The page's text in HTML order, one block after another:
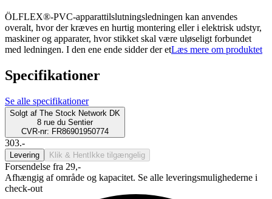
ÖLFLEX®-PVC-apparattilslutningsledningen kan anvendes
overalt, hvor der kræves en hurtig montering eller i elektrisk udstyr,
maskiner og apparater, hvor stikket skal være uløseligt forbundet
med ledningen. I den ene ende sidder der etLæs mere om produktet
Specifikationer
Se alle specifikationer
Solgt af The Stock Network DK
8 rue du Sentier
CVR-nr: FR86901950774
303.-
Levering Klik & Hent Ikke tilgængelig
Forsendelse fra 29,-
Afhængig af område og kapacitet. Se alle leveringsmulighederne i
check-out